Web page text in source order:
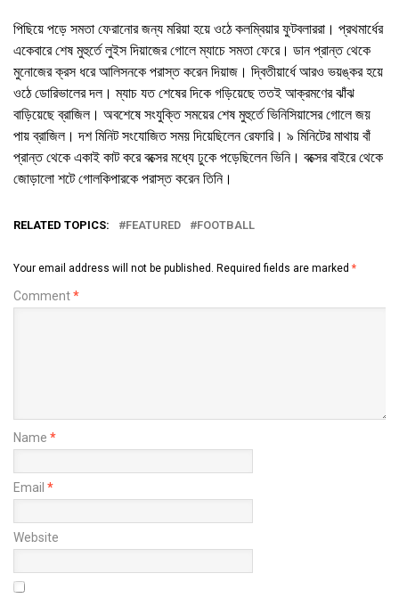
পিছিয়ে পড়ে সমতা ফেরানোর জন্য মরিয়া হয়ে ওঠে কলম্বিয়ার ফুটবলাররা। প্রথমার্ধের
একেবারে শেষ মুহুর্তে লুইস দিয়াজের গোলে ম্যাচে সমতা ফেরে। ডান প্রান্ত থেকে
মুনোজের ক্রস ধরে আলিসনকে পরাস্ত করেন দিয়াজ। দ্বিতীয়ার্ধে আরও ভয়ঙ্কর হয়ে
ওঠে ডোরিভালের দল। ম্যাচ যত শেষের দিকে গড়িয়েছে ততই আক্রমণের ঝাঁঝ
বাড়িয়েছে ব্রাজিল। অবশেষে সংযুক্তি সময়ের শেষ মুহুর্তে ভিনিসিয়াসের গোলে জয়
পায় ব্রাজিল। দশ মিনিট সংযোজিত সময় দিয়েছিলেন রেফারি। ৯ মিনিটের মাথায় বাঁ
প্রান্ত থেকে একাই কাট করে বক্সের মধ্যে ঢুকে পড়েছিলেন ভিনি। বক্সের বাইরে থেকে
জোড়ালো শটে গোলকিপারকে পরাস্ত করেন তিনি।
RELATED TOPICS: FEATURED FOOTBALL
Your email address will not be published. Required fields are marked *
Comment*
Name *
Email *
Website